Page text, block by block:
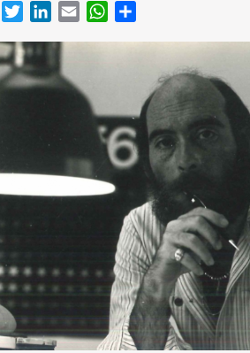
FacebookTwitterLinkedIn
Email WhatsApp